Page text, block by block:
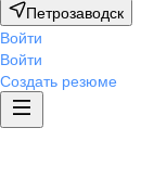
Петрозаводск
Войти
Войти
Создать резюме